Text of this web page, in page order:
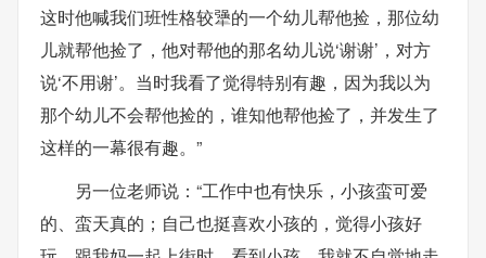
这时他喊我们班性格较犟的一个幼儿帮他捡，那位幼
儿就帮他捡了，他对帮他的那名幼儿说‘谢谢’，对方
说‘不用谢’。当时我看了觉得特别有趣，因为我以为
那个幼儿不会帮他捡的，谁知他帮他捡了，并发生了
这样的一幕很有趣。”
另一位老师说：“工作中也有快乐，小孩蛮可爱
的、蛮天真的；自己也挺喜欢小孩的，觉得小孩好